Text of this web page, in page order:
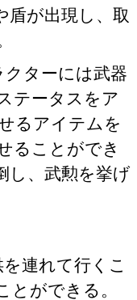
盾が出現し、取
クターには武器
テータスをア
るアイテムを
ることができ
し、武勲を挙げ
連れて行くこ
とができる。